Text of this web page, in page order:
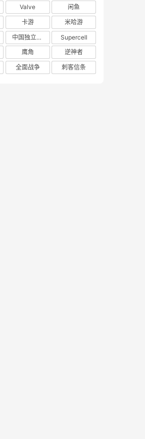
Valve
闲鱼
卡游
米哈游
中国独立游戏联盟
Supercell
鹰角
逆神者
全面战争 刺客信条